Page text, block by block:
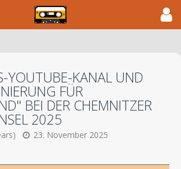
YOUTUBE-KANAL UND
FÜR
BEI DER CHEMNITZER
2025
23. November 2025